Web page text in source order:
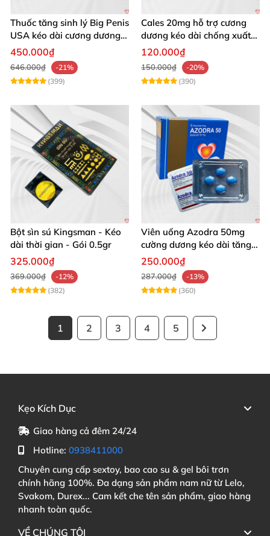
Thuốc tăng sinh lý Big Penis
USA kéo dài cương dương
chống xuất tinh sớm
450.000₫
646.000₫
-21%
(399)
Cales 20mg hỗ trợ cương
dương kéo dài chống xuất
tinh sớm thành phần
120.000₫
150.000₫
-20%
(390)
Bột sìn sú Kingsman - Kéo
dài thời gian - Gói 0.5gr
325.000₫
369.000₫
-12%
(382)
Viên uống Azodra 50mg
cường dương kéo dài tăng
sinh lý nam
250.000₫
287.000₫
-13%
(360)
1 2 3 4 5
Kẹo Kích Dục
Giao hàng cả đêm 24/24
Hotline: 0938411000
Chuyên cung cấp sextoy, bao cao su & gel bôi trơn
chính hãng 100%. Đa dạng sản phẩm nam nữ từ Lelo,
Svakom, Durex... Cam kết che tên sản phẩm, giao hàng
nhanh toàn quốc.
VỀ CHÚNG TÔI